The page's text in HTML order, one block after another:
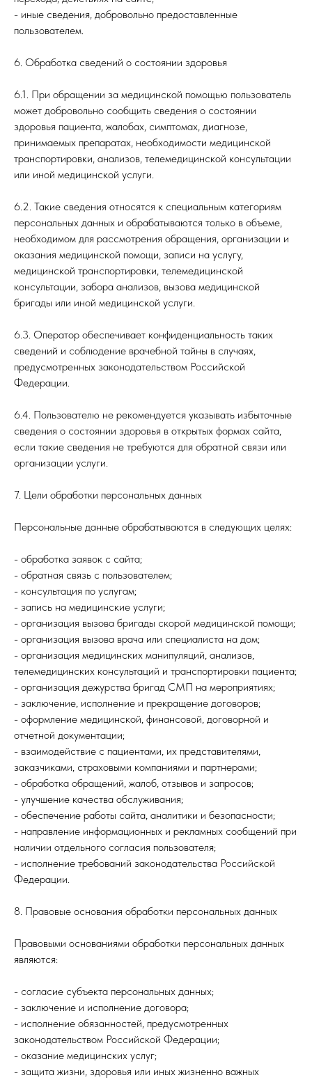
- иные сведения, добровольно предоставленные
пользователем.
6. Обработка сведений о состоянии здоровья
6.1. При обращении за медицинской помощью пользователь
может добровольно сообщить сведения о состоянии
здоровья пациента, жалобах, симптомах, диагнозе,
принимаемых препаратах, необходимости медицинской
транспортировки, анализов, телемедицинской консультации
или иной медицинской услуги.
6.2. Такие сведения относятся к специальным категориям
персональных данных и обрабатываются только в объеме,
необходимом для рассмотрения обращения, организации и
оказания медицинской помощи, записи на услугу,
медицинской транспортировки, телемедицинской
консультации, забора анализов, вызова медицинской
бригады или иной медицинской услуги.
6.3. Оператор обеспечивает конфиденциальность таких
сведений и соблюдение врачебной тайны в случаях,
предусмотренных законодательством Российской
Федерации.
6.4. Пользователю не рекомендуется указывать избыточные
сведения о состоянии здоровья в открытых формах сайта,
если такие сведения не требуются для обратной связи или
организации услуги.
7. Цели обработки персональных данных
Персональные данные обрабатываются в следующих целях:
- обработка заявок с сайта;
- обратная связь с пользователем;
- консультация по услугам;
- запись на медицинские услуги;
- организация вызова бригады скорой медицинской помощи;
- организация вызова врача или специалиста на дом;
- организация медицинских манипуляций, анализов,
телемедицинских консультаций и транспортировки пациента;
- организация дежурства бригад СМП на мероприятиях;
- заключение, исполнение и прекращение договоров;
- оформление медицинской, финансовой, договорной и
отчетной документации;
- взаимодействие с пациентами, их представителями,
заказчиками, страховыми компаниями и партнерами;
- обработка обращений, жалоб, отзывов и запросов;
- улучшение качества обслуживания;
- обеспечение работы сайта, аналитики и безопасности;
- направление информационных и рекламных сообщений при
наличии отдельного согласия пользователя;
- исполнение требований законодательства Российской
Федерации.
8. Правовые основания обработки персональных данных
Правовыми основаниями обработки персональных данных
являются:
- согласие субъекта персональных данных;
- заключение и исполнение договора;
- исполнение обязанностей, предусмотренных
законодательством Российской Федерации;
- оказание медицинских услуг;
- защита жизни, здоровья или иных жизненно важных